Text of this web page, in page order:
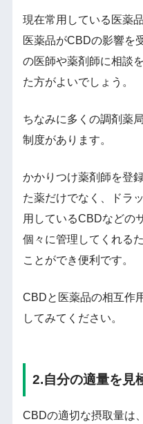
現在常用している医薬
医薬品がCBDの影響を
の医師や薬剤師に相談
た方がよいでしょう。
ちなみに多くの調剤薬
制度があります。
かかりつけ薬剤師を登
た薬だけでなく、ドラ
用しているCBDなどの
個々に管理してくれる
ことができ便利です。
CBDと医薬品の相互作
してみてください。
2.自分の適量を見
CBDの適切な摂取量は